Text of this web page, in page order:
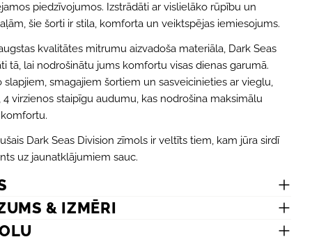
piedzīvojumos. Izstrādāti ar vislielāko rūpību un
šie šorti ir stila, komforta un veiktspējas iemiesojums.
kvalitātes mitrumu aizvadoša materiāla, Dark Seas
tā, lai nodrošinātu jums komfortu visas dienas garumā.
slapjiem, smagajiem šortiem un sasveicinieties ar vieglu,
virzienos staipīgu audumu, kas nodrošina maksimālu
Dark Seas Division zīmols ir veltīts tiem, kam jūra sirdī
uz jaunatklājumiem sauc.
& IZMĒRI